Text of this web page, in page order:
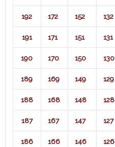
192 172 152 132
191 171 151 131
190 170 150 130
189 169 149 129
188 168 148 128
187 167 147 127
186 166 146 126